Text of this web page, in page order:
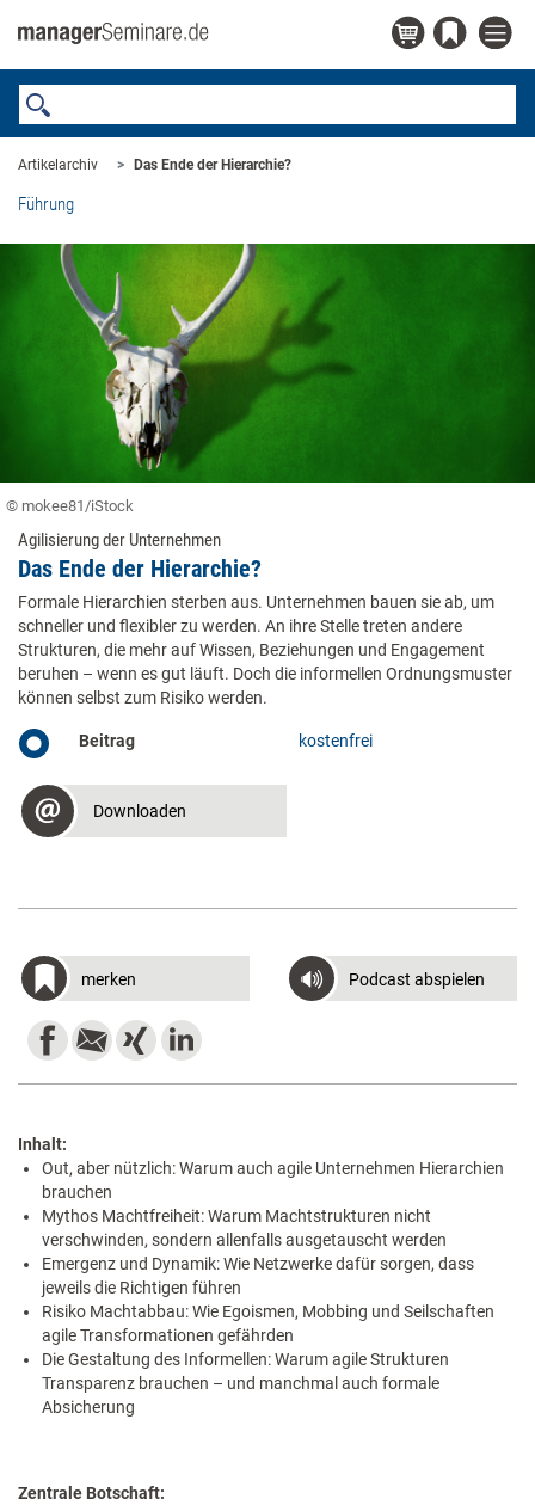
Artikelarchiv Das Ende der ­Hierarchie?
Führung
© mokee81/iStock
Agilisierung der Unternehmen
Das Ende der ­Hierarchie?
Formale Hierarchien sterben aus. Unternehmen bauen sie ab, um
schneller und flexibler zu werden. An ihre Stelle treten andere
Strukturen, die mehr auf Wissen, Beziehungen und Engagement
beruhen – wenn es gut läuft. Doch die informellen Ordnungsmuster
können selbst zum Risiko werden.
Beitrag kostenfrei
Downloaden
merken Podcast abspielen
Inhalt:
Out, aber nützlich: Warum auch agile Unternehmen Hierarchien
brauchen
Mythos Machtfreiheit: Warum Machtstrukturen nicht
verschwinden, sondern allenfalls ausgetauscht werden
Emergenz und Dynamik: Wie Netzwerke dafür sorgen, dass
jeweils die Richtigen führen
Risiko Machtabbau: Wie Egoismen, Mobbing und Seilschaften
agile Transformationen gefährden
Die Gestaltung des Informellen: Warum agile Strukturen
Transparenz brauchen – und manchmal auch formale
Absicherung
Zentrale Botschaft: